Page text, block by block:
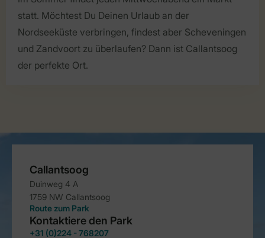
statt. Möchtest Du Deinen Urlaub an der
Nordseeküste verbringen, findest aber Scheveningen
und Zandvoort zu überlaufen? Dann ist Callantsoog
der perfekte Ort.